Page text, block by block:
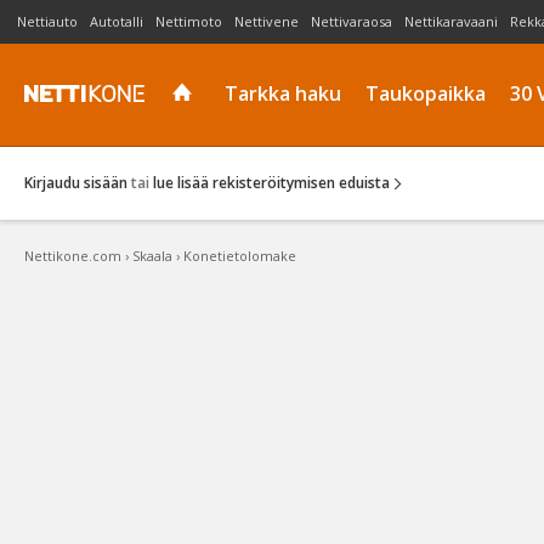
Nettiauto Autotalli Nettimoto Nettivene Nettivaraosa Nettikaravaani
Tarkka haku Taukopaikka 30
Kirjaudu sisään tai lue lisää rekisteröitymisen eduista
Nettikone.com › Skaala › Konetietolomake